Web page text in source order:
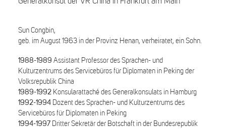
Sun Congbin,
geb. im August 1963 in der Provinz Henan, verheiratet, ein Sohn.
1988-1989 Assistant Professor des Sprachen- und
Kulturzentrums des Servicebüros für Diplomaten in Peking der
Volksrepublik China
1989-1992 Konsularattaché des Generalkonsulats in Hamburg
1992-1994 Dozent des Sprachen- und Kulturzentrums des
Servicebüros für Diplomaten in Peking
1994-1997 Dritter Sekretär der Botschaft in der Bundesrepublik